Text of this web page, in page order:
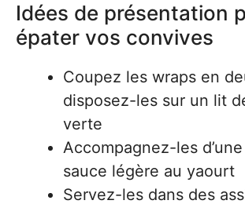
Idées de présentation
épater vos convives
Coupez les wraps en
disposez-les sur un lit
verte
Accompagnez-les
sauce légère au yaourt
Servez-les dans des